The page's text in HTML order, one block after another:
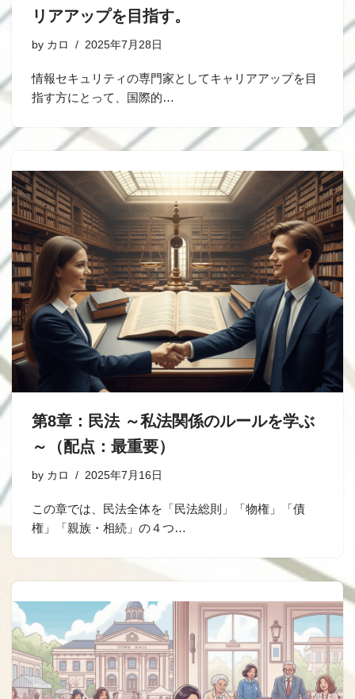
リアアップを目指す。
by カロ 2025年7月28日
情報セキュリティの専門家としてキャリアアップを目
指す方にとって、国際的…
第8章：民法 ～私法関係のルールを学ぶ
～（配点：最重要）
by カロ 2025年7月16日
この章では、民法全体を「民法総則」「物権」「債
権」「親族・相続」の４つ…